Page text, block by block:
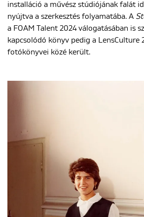
installáció a művész stúdiójának falát
nyújtva a szerkesztés folyamatába. A
a FOAM Talent 2024 válogatásában is
kapcsolódó könyv pedig a LensCulture
fotókönyvei közé került.